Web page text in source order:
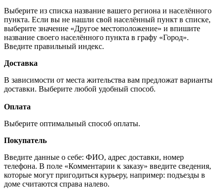
Выберите из списка название вашего региона и населённого
пункта. Если вы не нашли свой населённый пункт в списке,
выберите значение «Другое местоположение» и впишите
название своего населённого пункта в графу «Город».
Введите правильный индекс.
Доставка
В зависимости от места жительства вам предложат варианты
доставки. Выберите любой удобный способ.
Оплата
Выберите оптимальный способ оплаты.
Покупатель
Введите данные о себе: ФИО, адрес доставки, номер
телефона. В поле «Комментарии к заказу» введите сведения,
которые могут пригодиться курьеру, например: подъезды в
доме считаются справа налево.